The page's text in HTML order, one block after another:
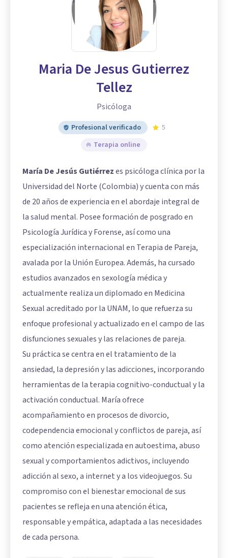
Maria De Jesus Gutierrez
Tellez
Psicóloga
Profesional verificado
5
Terapia online
María De Jesús Gutiérrezes psicóloga clínica por la
Universidad del Norte (Colombia) y cuenta con más
de 20 años de experiencia en el abordaje integral de
la salud mental. Posee formación de posgrado en
Psicología Jurídica y Forense, así como una
especialización internacional en Terapia de Pareja,
avalada por la Unión Europea. Además, ha cursado
estudios avanzados en sexología médica y
actualmente realiza un diplomado en Medicina
Sexual acreditado por la UNAM, lo que refuerza su
enfoque profesional y actualizado en el campo de las
disfunciones sexuales y las relaciones de pareja.
Su práctica se centra en el tratamiento de la
ansiedad, la depresión y las adicciones, incorporando
herramientas de la terapia cognitivo-conductual y la
activación conductual. María ofrece
acompañamiento en procesos de divorcio,
codependencia emocional y conflictos de pareja, así
como atención especializada en autoestima, abuso
sexual y comportamientos adictivos, incluyendo
adicción al sexo, a internet y a los videojuegos. Su
compromiso con el bienestar emocional de sus
pacientes se refleja en una atención ética,
responsable y empática, adaptada a las necesidades
de cada persona.